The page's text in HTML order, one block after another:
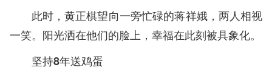
此时，黄正棋望向一旁忙碌的蒋祥娥，两人相视
一笑。阳光洒在他们的脸上，幸福在此刻被具象化。
坚持8年送鸡蛋